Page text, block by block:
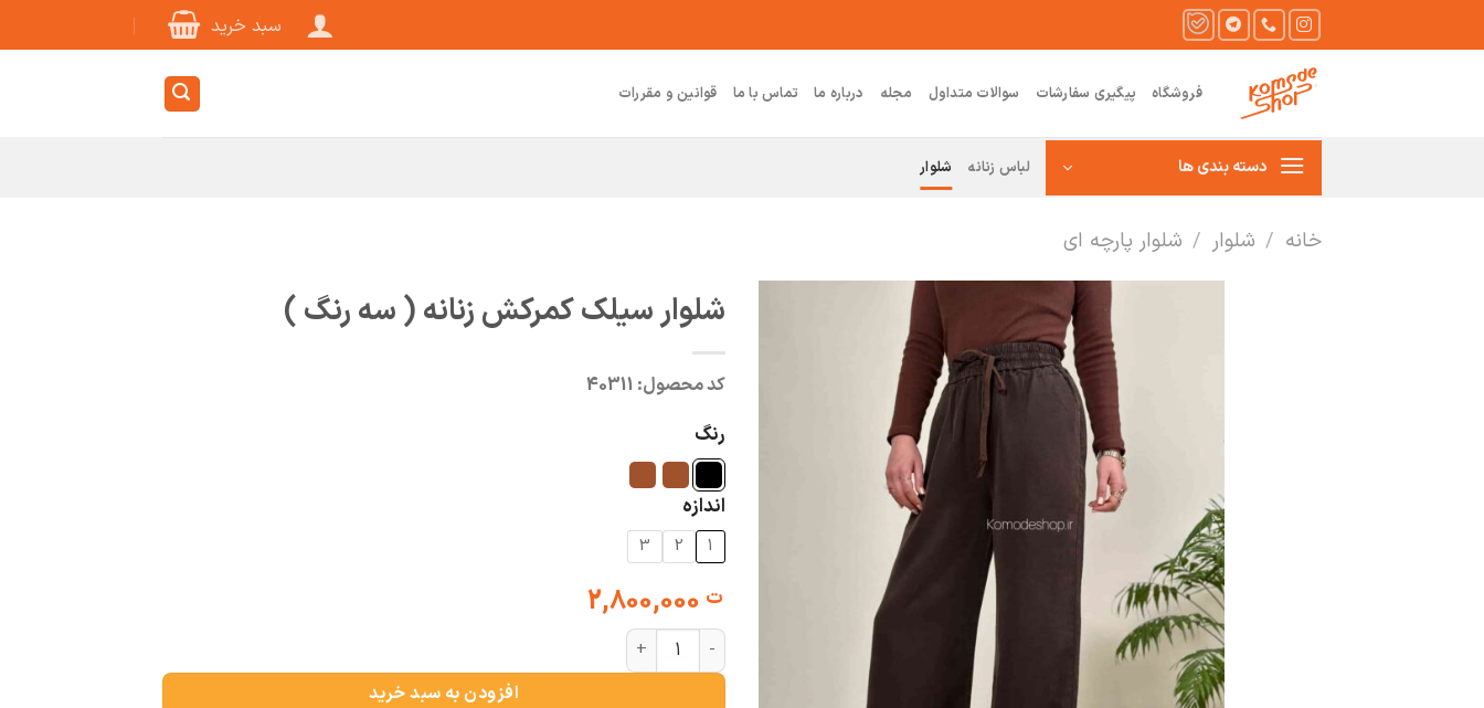
سبد خرید
فروشگاه پیگیری سفارشات سوالات متداول مجله درباره ما تماس با ما قوانین و مقررات
دسته بندی ها لباس زنانه شلوار
خانه / شلوار / شلوار پارچه ای
شلوار سیلک کمرکش زنانه ( سه رنگ )
کد محصول: 40311
رنگ
اندازه
1
2
3
ت
شلوار سیلک کمرکش زنانه ( سه رنگ ) عدد
افزودن به سبد خرید